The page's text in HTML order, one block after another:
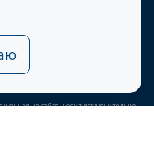
на сайте, носит исключительно